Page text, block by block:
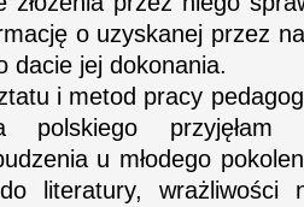
o uzyskanej przez
dacie jej dokonania.
i metod pracy
polskiego
u młodego
literatury, wrażliwości